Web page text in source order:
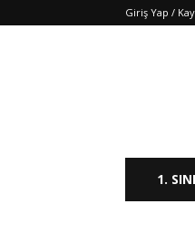
Giriş Yap /
1.